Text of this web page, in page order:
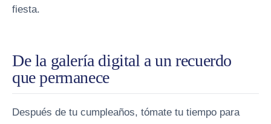
fiesta.
De la galería digital a un recuerdo
que permanece
Después de tu cumpleaños, tómate tu tiempo para